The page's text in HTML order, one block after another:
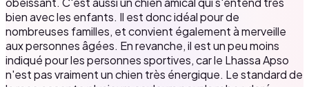
bien avec les enfants. Il est donc idéal pour de
nombreuses familles, et convient également à merveille
aux personnes âgées. En revanche, il est un peu moins
indiqué pour les personnes sportives, car le Lhassa Apso
n'est pas vraiment un chien très énergique. Le standard de